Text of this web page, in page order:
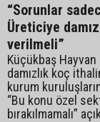
“Sorunlar
Üreticiye
verilmeli”
Küçükbaş
damızlık koç
kurum
“Bu konu özel
bırakılmamalı”